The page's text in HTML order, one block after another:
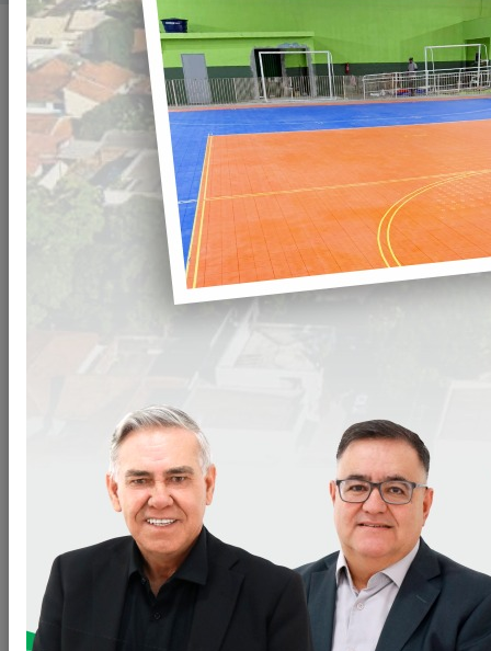
Publicado em: 08/09/2021 15:54
Compartilhar
Na última semana (02/09/2021) o Prefeito Zé Maria
cumpriu agenda em Brasília, no Congresso Nacional,